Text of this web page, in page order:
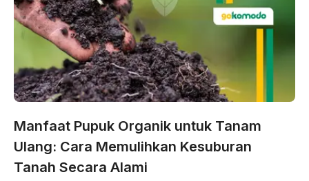
Manfaat Pupuk Organik untuk Tanam
Ulang: Cara Memulihkan Kesuburan
Tanah Secara Alami